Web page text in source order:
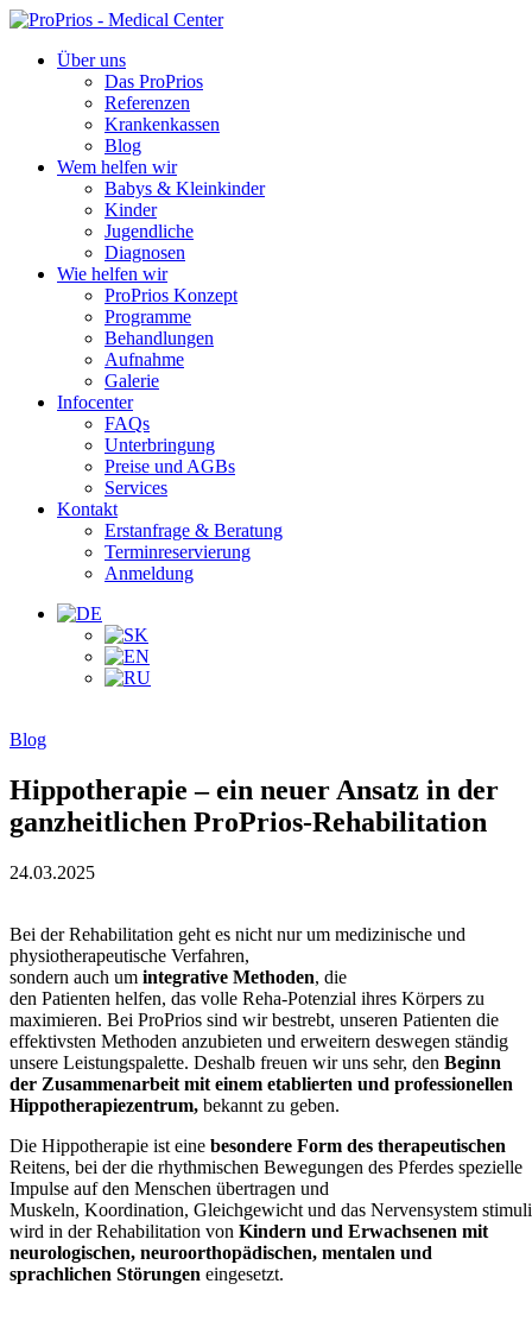
Zum
springenÜber uns
Das ProPrios
Referenzen
Krankenkassen
Blog
Wem helfen wir
Babys & Kleinkinder
Kinder
Jugendliche
Diagnosen
Wie helfen wir
ProPrios Konzept
Programme
Behandlungen
Aufnahme
Galerie
Infocenter
FAQs
Unterbringung
Preise und AGBs
Services
Kontakt
Erstanfrage & Beratung
Terminreservierung
Anmeldung
Blog
Hippotherapie – ein neuer Ansatz in der
ganzheitlichen ProPrios-Rehabilitation
24.03.2025
Bei der Rehabilitation geht es nicht nur um medizinische und
physiotherapeutische Verfahren,
sondern auch um integrative Methoden, die
den Patienten helfen, das volle Reha-Potenzial ihres Körpers zu
maximieren. Bei ProPrios sind wir bestrebt, unseren Patienten die
effektivsten Methoden anzubieten und erweitern deswegen ständig
unsere Leistungspalette. Deshalb freuen wir uns sehr, den Beginn
der Zusammenarbeit mit einem etablierten und professionellen
Hippotherapiezentrum, bekannt zu geben.
Die Hippotherapie ist eine besondere Form des therapeutischen
Reitens, bei der die rhythmischen Bewegungen des Pferdes spezielle
Impulse auf den Menschen übertragen und
Muskeln, Koordination, Gleichgewicht und das Nervensystem
wird in der Rehabilitation von Kindern und Erwachsenen mit
neurologischen, neuroorthopädischen, mentalen und
sprachlichen Störungen eingesetzt.